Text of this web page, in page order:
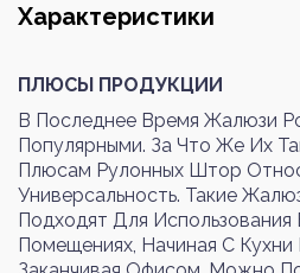
Характеристики
ПЛЮСЫ ПРОДУКЦИИ
В Последнее Время Жалюзи
Популярными. За Что Же Их
Плюсам Рулонных Штор
Универсальность. Такие
Подходят Для Использования
Помещениях, Начиная С
Войти